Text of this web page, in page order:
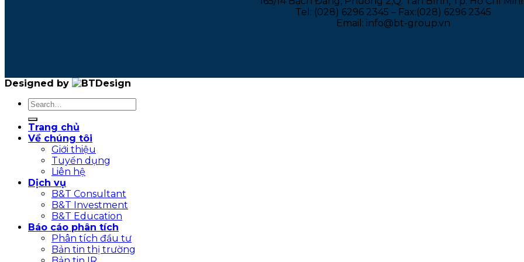
Tel: (028) 6296 2345 – Fax:(028) 6296 2345
Email: info@bt-group.vn
Designed by
Trang chủ
Về chúng tôi
Giới thiệu
Tuyển dụng
Liên hệ
Dịch vụ
B&T Consultant
B&T Investment
B&T Education
Báo cáo phân tích
Phân tích đầu tư
Bản tin thị trường